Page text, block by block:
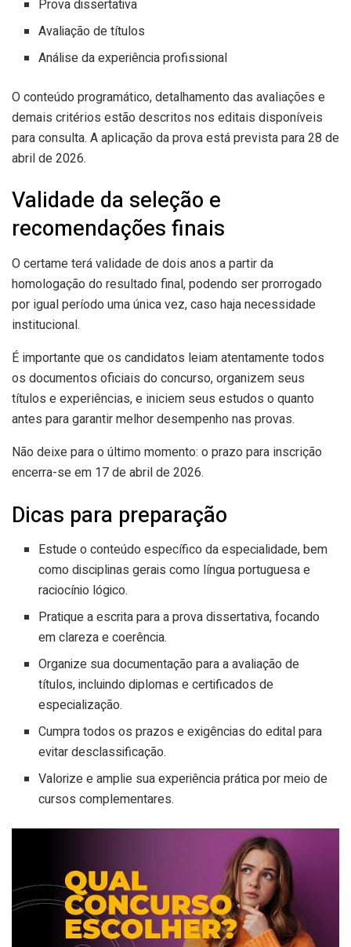
Prova dissertativa
Avaliação de títulos
Análise da experiência profissional
O conteúdo programático, detalhamento das avaliações e
demais critérios estão descritos nos editais disponíveis
para consulta. A aplicação da prova está prevista para 28 de
abril de 2026.
Validade da seleção e
recomendações finais
O certame terá validade de dois anos a partir da
homologação do resultado final, podendo ser prorrogado
por igual período uma única vez, caso haja necessidade
institucional.
É importante que os candidatos leiam atentamente todos
os documentos oficiais do concurso, organizem seus
títulos e experiências, e iniciem seus estudos o quanto
antes para garantir melhor desempenho nas provas.
Não deixe para o último momento: o prazo para inscrição
encerra-se em 17 de abril de 2026.
Dicas para preparação
Estude o conteúdo específico da especialidade, bem
como disciplinas gerais como língua portuguesa e
raciocínio lógico.
Pratique a escrita para a prova dissertativa, focando
em clareza e coerência.
Organize sua documentação para a avaliação de
títulos, incluindo diplomas e certificados de
especialização.
Cumpra todos os prazos e exigências do edital para
evitar desclassificação.
Valorize e amplie sua experiência prática por meio de
cursos complementares.